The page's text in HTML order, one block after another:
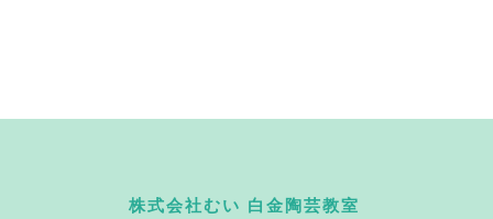
株式会社むい 白金陶芸教室